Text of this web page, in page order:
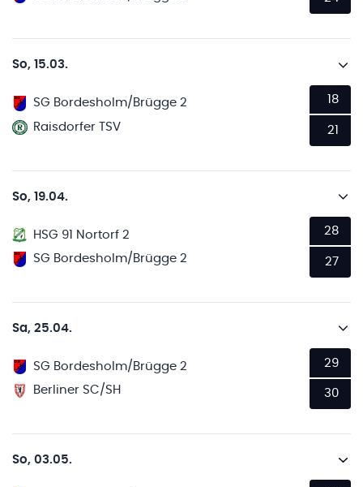
So, 15.03.
SG Bordesholm/Brügge 2
Raisdorfer TSV
18
21
So, 19.04.
HSG 91 Nortorf 2
SG Bordesholm/Brügge 2
28
27
Sa, 25.04.
SG Bordesholm/Brügge 2
Berliner SC/SH
29
30
So, 03.05.